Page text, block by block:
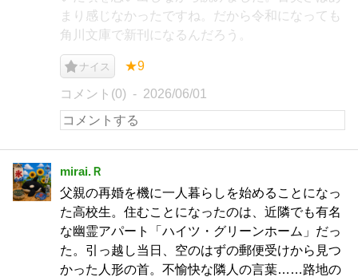
まり感じなかったですね。だから令和になっても
角川文庫で新刊になるんだろう。
ナイス ★9
コメント(0) 2026/06/01
mirai.Ｒ
父親の再婚を機に一人暮らしを始めることになっ
た高校生。住むことになったのは、近隣でも有名
な幽霊アパート「ハイツ・グリーンホーム」だっ
た。引っ越し当日、空のはずの郵便受けから見つ
かった人形の首。不愉快な隣人の言葉……路地の